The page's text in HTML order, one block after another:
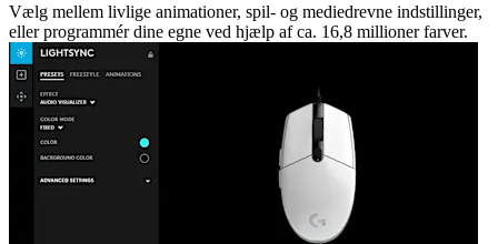
Vælg mellem livlige animationer, spil- og mediedrevne indstillinger,
eller programmér dine egne ved hjælp af ca. 16,8 millioner farver.